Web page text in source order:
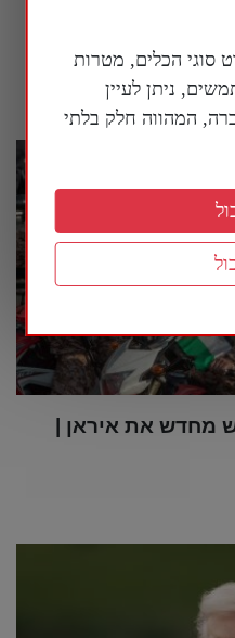
על המעורבות של
מחדש את איראן |
סוגי הכלים, מטרות
ניתן לעיין
המהווה חלק בלתי